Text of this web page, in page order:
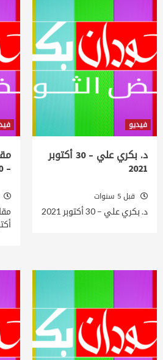
فيديو
د. بكري علي – 30 أكتوبر
2021
قبل 5 سنوات
د. بكري علي – 30 أكتوبر 2021
– 30 أكتوبر